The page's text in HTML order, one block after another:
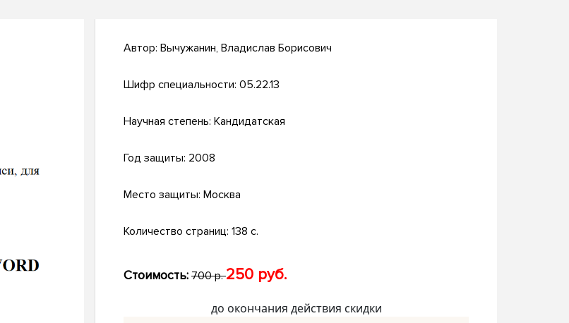
Автор: Вычужанин, Владислав Борисович
Шифр специальности: 05.22.13
Научная степень: Кандидатская
Год защиты: 2008
Место защиты: Москва
Количество страниц: 138 с.
Стоимость: 700 р.250 руб.
до окончания действия скидки